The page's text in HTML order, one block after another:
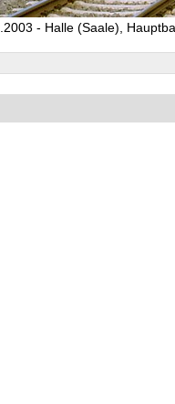
- Halle (Saale),